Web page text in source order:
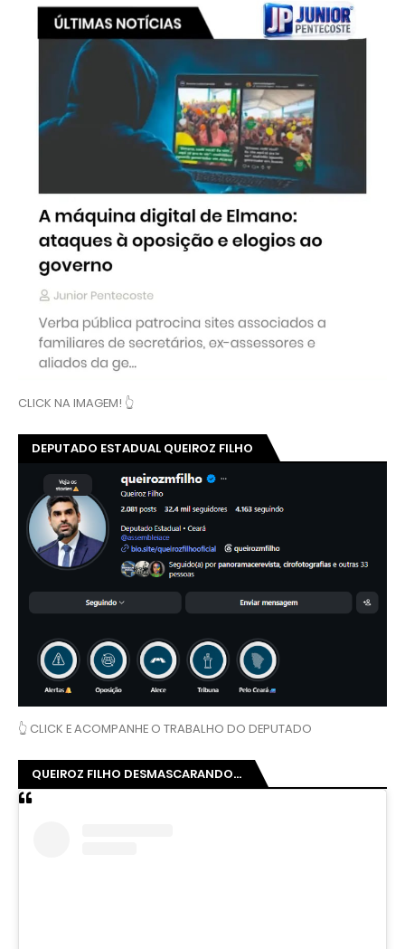
CLICK NA IMAGEM! 👆
DEPUTADO ESTADUAL QUEIROZ FILHO
👆 CLICK E ACOMPANHE O TRABALHO DO DEPUTADO
QUEIROZ FILHO DESMASCARANDO...